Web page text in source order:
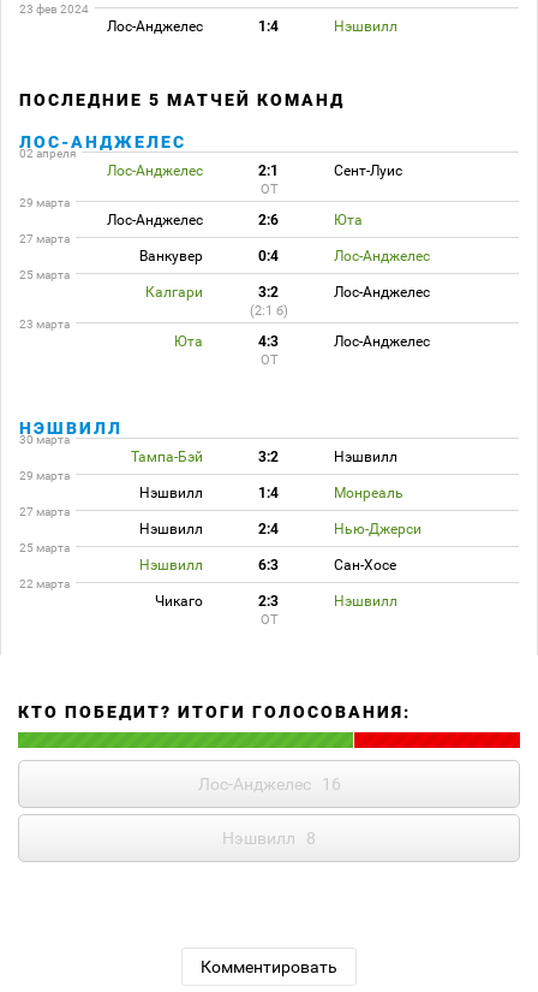
23 фев 2024
Лос-Анджелес 1:4 Нэшвилл
ПОСЛЕДНИЕ 5 МАТЧЕЙ КОМАНД
ЛОС-АНДЖЕЛЕС
02 апреля
Лос-Анджелес 2:1 Сент-Луис
ОТ
29 марта
Лос-Анджелес 2:6 Юта
27 марта
Ванкувер 0:4 Лос-Анджелес
25 марта
Калгари 3:2 Лос-Анджелес
(2:1 б)
23 марта
Юта 4:3 Лос-Анджелес
ОТ
НЭШВИЛЛ
30 марта
Тампа-Бэй 3:2 Нэшвилл
29 марта
Нэшвилл 1:4 Монреаль
27 марта
Нэшвилл 2:4 Нью-Джерси
25 марта
Нэшвилл 6:3 Сан-Хосе
22 марта
Чикаго 2:3 Нэшвилл
ОТ
КТО ПОБЕДИТ? ИТОГИ ГОЛОСОВАНИЯ:
Лос-Анджелес 16
Нэшвилл 8
Комментировать